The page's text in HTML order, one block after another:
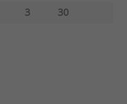
3
30